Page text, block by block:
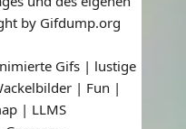
by Gifdump.org
Gifs | lustige
| Fun |
| LLMS